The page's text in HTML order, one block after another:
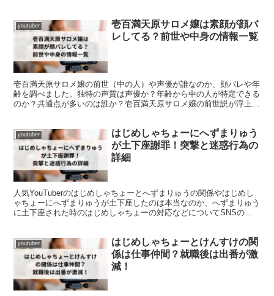
youtuber
壱百満天原サロメ嬢は素顔が顔バ
レしてる？前世や中身の情報一覧
壱百満天原サロメ嬢の前世（中の人）や声優が誰なのか、顔バレや年
齢を調べました。独特の声質は声優か？年齢から中の人が特定できる
のか？共通点が多いのは誰か？壱百満天原サロメ嬢の前世説が浮上す
youtuber
はじめしゃちょーにへずまりゅう
が土下座謝罪！突撃と迷惑行為の
詳細
人気YouTuberのはじめしゃちょーとへずまりゅうの関係やはじめし
ゃちょーにへずまりゅうが土下座したのは本当なのか、へずまりゅう
に土下座された時のはじめしゃちょーの対応などについてSNSの反
youtuber
はじめしゃちょーとけんすけの関
係は仕事仲間？就職後は出番が激
減！